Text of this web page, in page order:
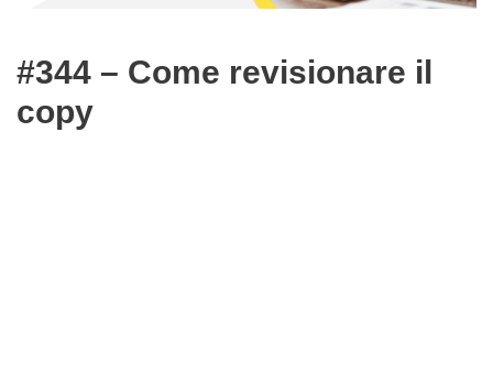
#344 – Come revisionare il
copy